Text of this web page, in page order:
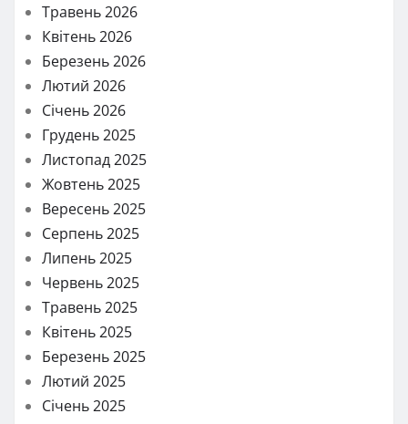
Травень 2026
Квітень 2026
Березень 2026
Лютий 2026
Січень 2026
Грудень 2025
Листопад 2025
Жовтень 2025
Вересень 2025
Серпень 2025
Липень 2025
Червень 2025
Травень 2025
Квітень 2025
Березень 2025
Лютий 2025
Січень 2025